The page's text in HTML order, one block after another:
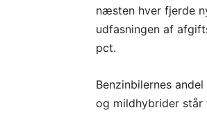
næsten hver fjerde
udfasningen af
pct.
Benzinbilernes
og mildhybrider står